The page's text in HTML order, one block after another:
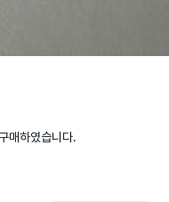
매하였습니다.